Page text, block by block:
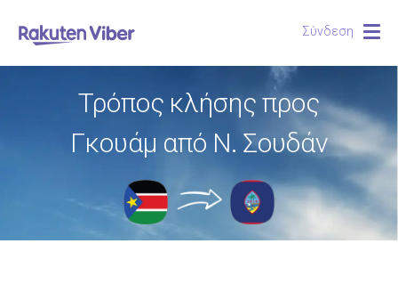
Σύνδεση
Τρόπος κλήσης προς
Γκουάμ από Ν. Σουδάν